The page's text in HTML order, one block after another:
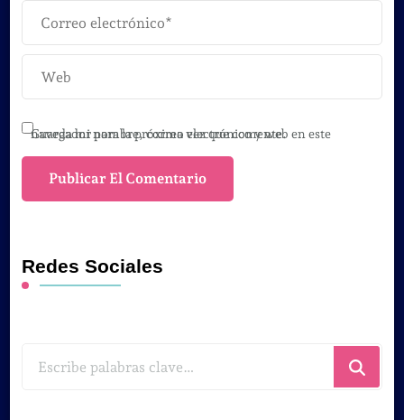
Guarda mi nombre, correo electrónico y web en este navegador para la próxima vez que comente.
Redes Sociales